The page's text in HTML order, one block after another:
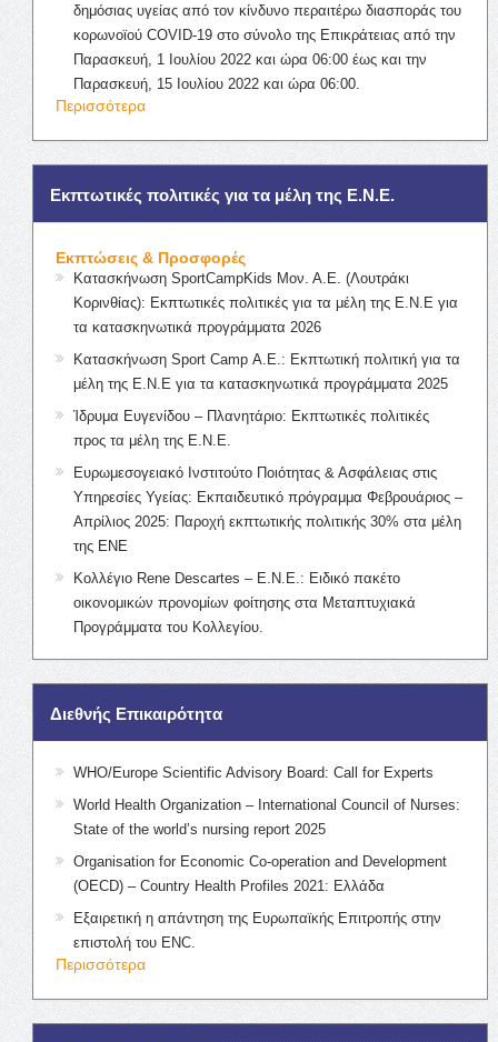
δημόσιας υγείας από τον κίνδυνο περαιτέρω διασποράς του
κορωνοϊού COVID-19 στο σύνολο της Επικράτειας από την
Παρασκευή, 1 Ιουλίου 2022 και ώρα 06:00 έως και την
Παρασκευή, 15 Ιουλίου 2022 και ώρα 06:00.
Περισσότερα
Εκπτωτικές πολιτικές για τα μέλη της Ε.Ν.Ε.
Εκπτώσεις & Προσφορές
Κατασκήνωση SportCampKids Μον. Α.Ε. (Λουτράκι
Κορινθίας): Εκπτωτικές πολιτικές για τα μέλη της Ε.Ν.Ε για
τα κατασκηνωτικά προγράμματα 2026
Κατασκήνωση Sport Camp Α.Ε.: Εκπτωτική πολιτική για τα
μέλη της Ε.Ν.Ε για τα κατασκηνωτικά προγράμματα 2025
Ίδρυμα Ευγενίδου – Πλανητάριο: Εκπτωτικές πολιτικές
προς τα μέλη της Ε.Ν.Ε.
Ευρωμεσογειακό Ινστιτούτο Ποιότητας & Ασφάλειας στις
Υπηρεσίες Υγείας: Εκπαιδευτικό πρόγραμμα Φεβρουάριος –
Απρίλιος 2025: Παροχή εκπτωτικής πολιτικής 30% στα μέλη
της ΕΝΕ
Κολλέγιο Rene Descartes – Ε.Ν.Ε.: Ειδικό πακέτο
οικονομικών προνομίων φοίτησης στα Μεταπτυχιακά
Προγράμματα του Κολλεγίου.
Διεθνής Επικαιρότητα
WHO/Europe Scientific Advisory Board: Call for Experts
World Health Organization – International Council of Nurses:
State of the world’s nursing report 2025
Organisation for Economic Co-operation and Development
(OECD) – Country Health Profiles 2021: Ελλάδα
Εξαιρετική η απάντηση της Ευρωπαϊκής Επιτροπής στην
επιστολή του ENC.
Περισσότερα